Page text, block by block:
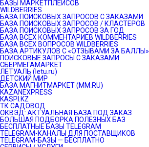
БАЗЫ МАРКЕТПЛЕЙСОВ
WILDBERRIES
БАЗА ПОИСКОВЫХ ЗАПРОСОВ С ЗАКАЗАМИ
БАЗА ПОИСКОВЫХ ЗАПРОСОВ / КЛАСТЕРОВ
БАЗА ПОИСКОВЫХ ЗАПРОСОВ ЗА ГОД
БАЗА ВСЕХ КОММЕНТАРИЕВ WILDBERRIES
БАЗА ВСЕХ ВОПРОСОВ WILDBERRIES
БАЗА АРТИКУЛОВ С «ОТЗЫВАМИ ЗА БАЛЛЫ»
ПОИСКОВЫЕ ЗАПРОСЫ С ЗАКАЗАМИ
СБЕРМЕГАМАРКЕТ
ЛЕТУАЛЬ (letu.ru)
ДЕТСКИЙ МИР
БАЗА МАГНИТМАРКЕТ (MM.RU)
KAZANEXPRESS
KASPI.KZ
ТК САДОВОД
ОКВЭД: АКТУАЛЬНАЯ БАЗА ПОД ЗАКАЗ
БОЛЬШАЯ ПОДБОРКА ПОЛЕЗНЫХ БАЗ
БЕСПЛАТНЫЕ БАЗЫ TELEGRAM
TELEGRAM-КАНАЛЫ ДЛЯ ПОСТАВЩИКОВ
TELEGRAM-БАЗЫ — БЕСПЛАТНО